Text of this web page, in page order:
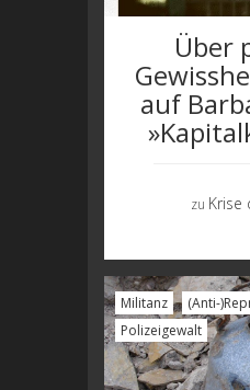
Über
auf
zu Krise
Militanz (Anti-
Polizeigewalt